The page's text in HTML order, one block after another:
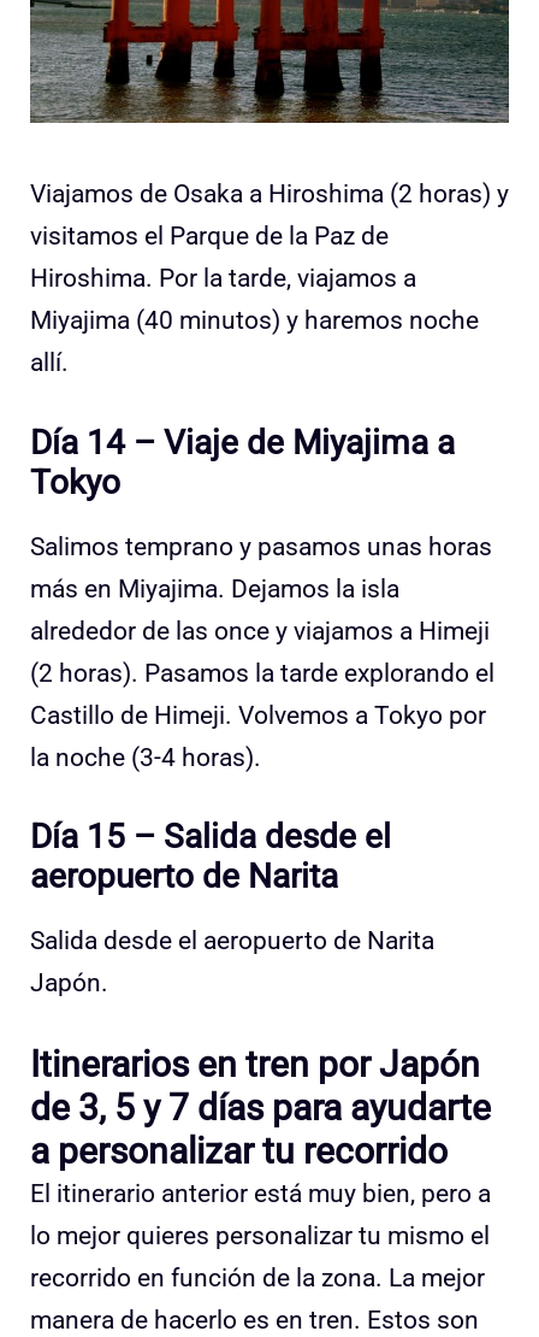
Viajamos de Osaka a Hiroshima (2 horas) y
visitamos el Parque de la Paz de
Hiroshima. Por la tarde, viajamos a
Miyajima (40 minutos) y haremos noche
allí.
Día 14 – Viaje de Miyajima a
Tokyo
Salimos temprano y pasamos unas horas
más en Miyajima. Dejamos la isla
alrededor de las once y viajamos a Himeji
(2 horas). Pasamos la tarde explorando el
Castillo de Himeji. Volvemos a Tokyo por
la noche (3-4 horas).
Día 15 – Salida desde el
aeropuerto de Narita
Salida desde el aeropuerto de Narita
Japón.
Itinerarios en tren por Japón
de 3, 5 y 7 días para ayudarte
a personalizar tu recorrido
El itinerario anterior está muy bien, pero a
lo mejor quieres personalizar tu mismo el
recorrido en función de la zona. La mejor
manera de hacerlo es en tren. Estos son